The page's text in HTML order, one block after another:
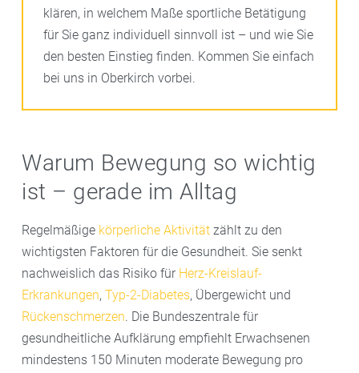
klären, in welchem Maße sportliche Betätigung
für Sie ganz individuell sinnvoll ist – und wie Sie
den besten Einstieg finden. Kommen Sie einfach
bei uns in Oberkirch vorbei.
Warum Bewegung so wichtig
ist – gerade im Alltag
Regelmäßige körperliche Aktivität zählt zu den
wichtigsten Faktoren für die Gesundheit. Sie senkt
nachweislich das Risiko für Herz-Kreislauf-
Erkrankungen, Typ-2-Diabetes, Übergewicht und
Rückenschmerzen. Die Bundeszentrale für
gesundheitliche Aufklärung empfiehlt Erwachsenen
mindestens 150 Minuten moderate Bewegung pro